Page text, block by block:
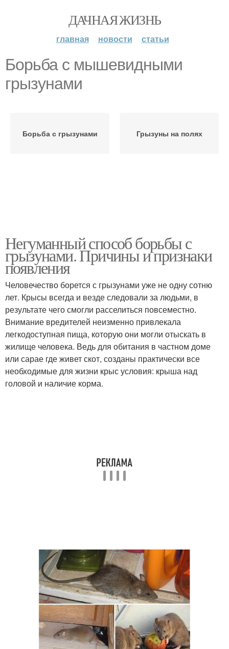
ДАЧНАЯ ЖИЗНЬ
главная новости статьи
Борьба с мышевидными
грызунами
Борьба с грызунами Грызуны на полях
Негуманный способ борьбы с
грызунами. Причины и признаки
появления
Человечество борется с грызунами уже не одну сотню
лет. Крысы всегда и везде следовали за людьми, в
результате чего смогли расселиться повсеместно.
Внимание вредителей неизменно привлекала
легкодоступная пища, которую они могли отыскать в
жилище человека. Ведь для обитания в частном доме
или сарае где живет скот, созданы практически все
необходимые для жизни крыс условия: крыша над
головой и наличие корма.